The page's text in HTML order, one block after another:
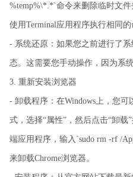
%temp%\*.*`命令来删除临时文
使用Terminal应用程序执行相同的
- 系统还原：如果您之前进行了
态。这需要您手动操作，因为系
3. 重新安装浏览器
- 卸载程序：在Windows上，您可
式，选择“属性”，然后点击“卸载
端应用程序，输入`sudo rm -rf /
来卸载Chrome浏览器。